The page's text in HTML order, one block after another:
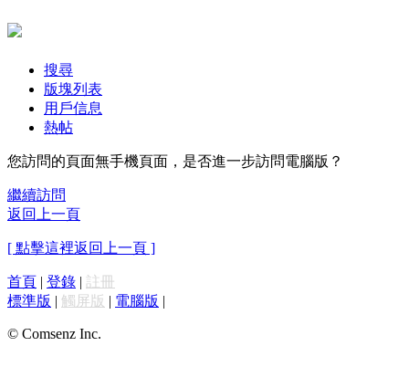
搜尋
版塊列表
用戶信息
熱帖
您訪問的頁面無手機頁面，是否進一步訪問電腦版？
繼續訪問
返回上一頁
[ 點擊這裡返回上一頁 ]
首頁 | 登錄 | 註冊
標準版 | 觸屏版 | 電腦版 |
© Comsenz Inc.